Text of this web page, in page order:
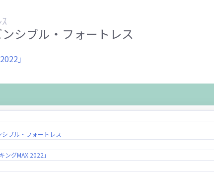
シブル・フォートレス
」
ブル・フォートレス
ングMAX 2022」